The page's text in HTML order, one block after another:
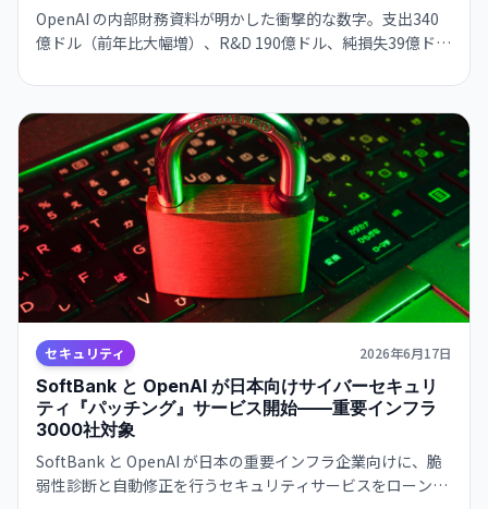
OpenAI の内部財務資料が明かした衝撃的な数字。支出340
億ドル（前年比大幅増）、R&D 190億ドル、純損失39億ド
セキュリティ 2026年6月17日
SoftBank と OpenAI が日本向けサイバーセキュリ
ティ『パッチング』サービス開始——重要インフラ
3000社対象
SoftBank と OpenAI が日本の重要インフラ企業向けに、脆
弱性診断と自動修正を行うセキュリティサービスをローン